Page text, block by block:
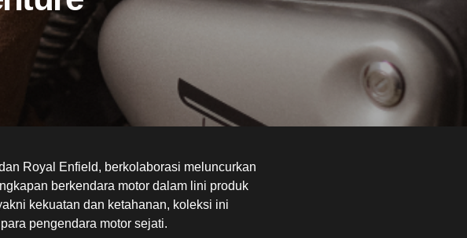
Royal Enfield, berkolaborasi meluncurkan
berkendara motor dalam lini produk
kekuatan dan ketahanan, koleksi ini
pengendara motor sejati.